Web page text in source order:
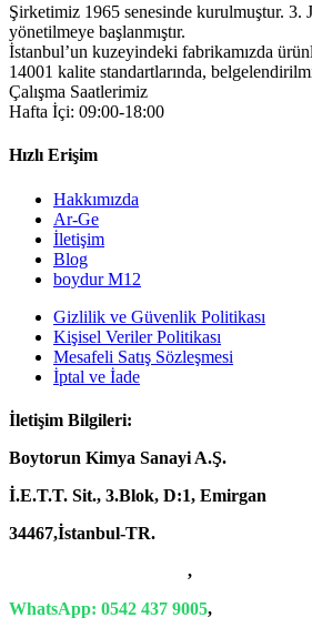
Şirketimiz 1965 senesinde kurulmuştur. 3.
yönetilmeye başlanmıştır.
İstanbul’un kuzeyindeki fabrikamızda
14001 kalite standartlarında,
Çalışma Saatlerimiz
Hafta İçi: 09:00-18:00
Hızlı Erişim
Hakkımızda
Ar-Ge
İletişim
Blog
boydur M12
Gizlilik ve Güvenlik Politikası
Kişisel Veriler Politikası
Mesafeli Satış Sözleşmesi
İptal ve İade
İletişim Bilgileri:
Boytorun Kimya Sanayi A.Ş.
İ.E.T.T. Sit., 3.Blok, D:1, Emirgan
34467,İstanbul-TR.
,
WhatsApp: 0542 437 9005,